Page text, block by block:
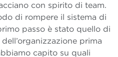
con spirito di team.
di rompere il sistema di
passo è stato quello di
prima
capito su quali